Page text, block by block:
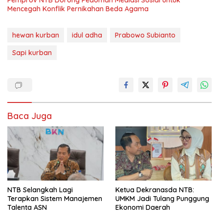
Mencegah Konflik Pernikahan Beda Agama
hewan kurban idul adha
Prabowo Subianto
Sapi kurban
Baca Juga
NTB Selangkah Lagi
Terapkan Sistem Manajemen
Talenta ASN
Ketua Dekranasda NTB:
UMKM Jadi Tulang Punggung
Ekonomi Daerah